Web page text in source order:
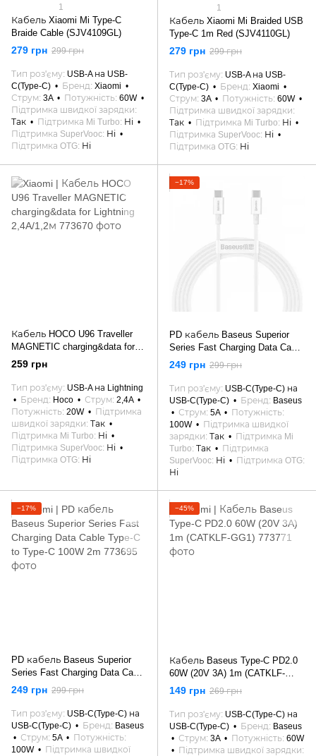
1
Кабель Xiaomi Mi Type-C
Braide Cable (SJV4109GL)
279 грн 299 грн
Тип роз'єму USB-A на USB-
C(Type-C)
Бренд Xiaomi
Струм 3A Потужність 60W
Підтримка швидкої зарядки
Так
Підтримка Mi Turbo Ні
Підтримка SuperVooc Ні
Підтримка OTG Ні
1
Кабель Xiaomi Mi Braided USB
Type-C 1m Red (SJV4110GL)
279 грн 299 грн
Тип роз'єму USB-A на USB-
C(Type-C)
Бренд Xiaomi
Струм 3A Потужність 60W
Підтримка швидкої зарядки
Так
Підтримка Mi Turbo Ні
Підтримка SuperVooc Ні
Підтримка OTG Ні
Кабель HOCO U96 Traveller
MAGNETIC charging&data for
Lightning 2,4A/1,2м
259 грн
Тип роз'єму USB-A на Lightning
Бренд Hoco Струм 2,4A
Потужність 20W
Підтримка
швидкої зарядки Так
Підтримка Mi Turbo Ні
Підтримка SuperVooc Ні
Підтримка OTG Ні
−17%
PD кабель Baseus Superior
Series Fast Charging Data Cable
Type-C to Type-C 100W 2m
249 грн 299 грн
Тип роз'єму USB-C(Type-C) на
USB-C(Type-C)
Бренд Baseus
Струм 5A
Потужність
100W
Підтримка швидкої
зарядки Так
Підтримка Mi
Turbo Так
Підтримка
SuperVooc Ні
Підтримка OTG
Ні
−17%
PD кабель Baseus Superior
Series Fast Charging Data Cable
Type-C to Type-C 100W 2m
249 грн 299 грн
Тип роз'єму USB-C(Type-C) на
USB-C(Type-C)
Бренд Baseus
Струм 5A
Потужність
100W
Підтримка швидкої
−45%
Кабель Baseus Type-C PD2.0
60W (20V 3A) 1m (CATKLF-
GG1)
149 грн 269 грн
Тип роз'єму USB-C(Type-C) на
USB-C(Type-C)
Бренд Baseus
Струм 3A Потужність 60W
Підтримка швидкої зарядки